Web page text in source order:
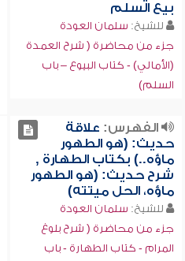
بيع السلم
للشيخ: سلمان العودة
جزء من محاضرة ( شرح العمدة
(الأمالي) - كتاب البيوع – باب
السلم)
الفهرس: علاقة
حديث: (هو الطهور
ماؤه..) بكتاب الطهارة ,
شرح حديث: (هو الطهور
ماؤه، الحل ميتته)
للشيخ: سلمان العودة
جزء من محاضرة ( شرح بلوغ
المرام - كتاب الطهارة - باب